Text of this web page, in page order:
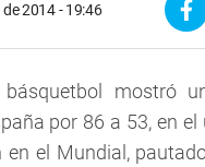
2014 - 19:46
básquetbol mostró
por 86 a 53, en
el Mundial,